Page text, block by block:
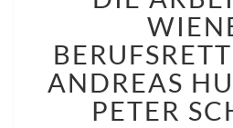
IN
DIE
DER
ANDREAS
PETER